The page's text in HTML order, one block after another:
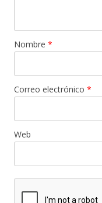
Nombre *
Correo electrónico *
Web